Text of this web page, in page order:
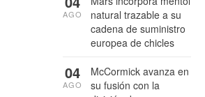
natural trazable a su
cadena de suministro
europea de chicles
AGO
McCormick avanza en
su fusión con la
04
AGO